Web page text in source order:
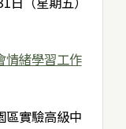
情緒學習工作
區實驗高級中